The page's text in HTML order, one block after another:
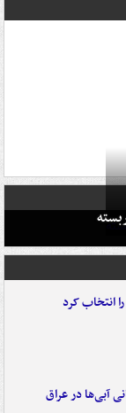
انتخاب کرد